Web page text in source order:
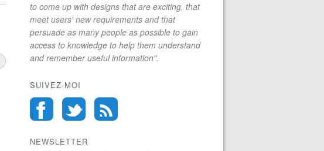
to come up with designs that are exciting, that
meet users' new requirements and that
persuade as many people as possible to gain
access to knowledge to help them understand
and remember useful information".
SUIVEZ-MOI
NEWSLETTER